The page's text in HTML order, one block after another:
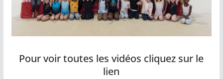
Pour voir toutes les vidéos cliquez sur le
lien